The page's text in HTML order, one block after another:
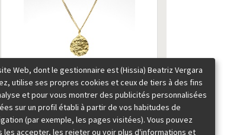
Colgante oro Lava
95,00 €
Web, dont le gestionnaire est (Hissia) Beatriz Vergara
utilise ses propres cookies et ceux de tiers à des fins
et pour vous montrer des publicités personnalisées
sur un profil établi à partir de vos habitudes de
(par exemple, les pages visitées). Vous pouvez
les accepter, les rejeter ou voir plus d'informations et